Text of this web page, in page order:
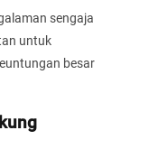
sengaja
untuk
besar